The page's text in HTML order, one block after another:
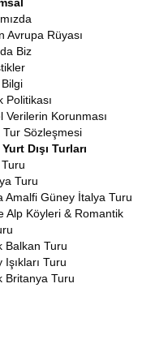
Avrupa Rüyası
Biz
Politikası
Verilerin Korunması
Tur Sözleşmesi
Dışı Turları
Turu
Amalfi Güney İtalya Turu
Alp Köyleri & Romantik
Balkan Turu
Işıkları Turu
Britanya Turu